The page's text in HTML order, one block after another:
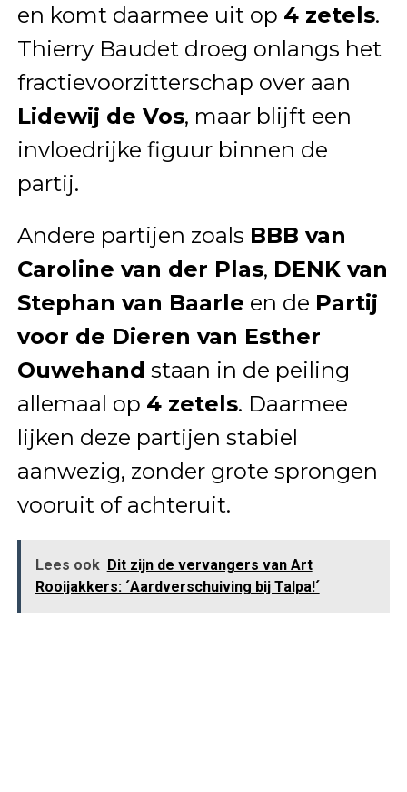
en komt daarmee uit op 4 zetels.
Thierry Baudet droeg onlangs het
fractievoorzitterschap over aan
Lidewij de Vos, maar blijft een
invloedrijke figuur binnen de
partij.
Andere partijen zoals BBB van
Caroline van der Plas, DENK van
Stephan van Baarle en de Partij
voor de Dieren van Esther
Ouwehand staan in de peiling
allemaal op 4 zetels. Daarmee
lijken deze partijen stabiel
aanwezig, zonder grote sprongen
vooruit of achteruit.
Lees ook Dit zijn de vervangers van Art
Rooijakkers: ´Aardverschuiving bij Talpa!´